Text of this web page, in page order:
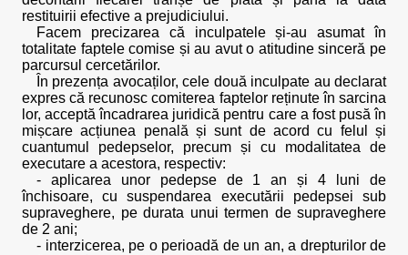
restituirii efective a prejudiciului.
Facem precizarea că inculpatele și-au asumat în
totalitate faptele comise și au avut o atitudine sinceră pe
parcursul cercetărilor.
În prezența avocaților, cele două inculpate au declarat
expres că recunosc comiterea faptelor reținute în sarcina
lor, acceptă încadrarea juridică pentru care a fost pusă în
mișcare acțiunea penală și sunt de acord cu felul și
cuantumul pedepselor, precum și cu modalitatea de
executare a acestora, respectiv:
- aplicarea unor pedepse de 1 an și 4 luni de
închisoare, cu suspendarea executării pedepsei sub
supraveghere, pe durata unui termen de supraveghere
de 2 ani;
- interzicerea, pe o perioadă de un an, a drepturilor de